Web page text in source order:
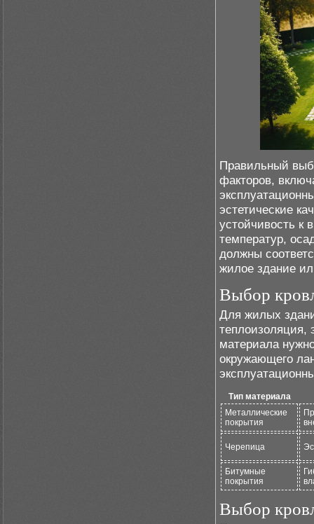
Правильный
факторов,
эстетические
устойчивость к
температур,
должны
жилое здание
Выбор
Для жилых
теплоизоляция,
материала
окружающего
Тип материала
Металлические
покрытия
Черепица
Битумные
покрытия
Выбор